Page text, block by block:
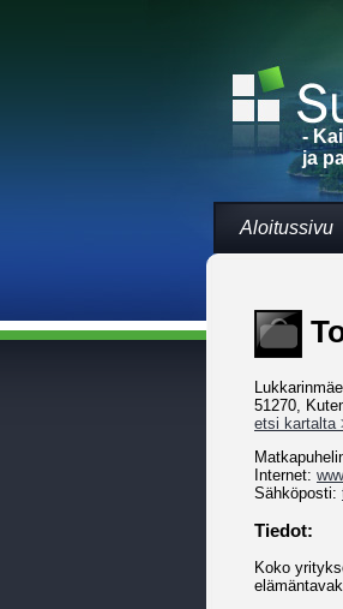
-
ja
Aloitussivu
51270,
etsi kartalta
Internet:
Sähköposti:
Tiedot:
Koko